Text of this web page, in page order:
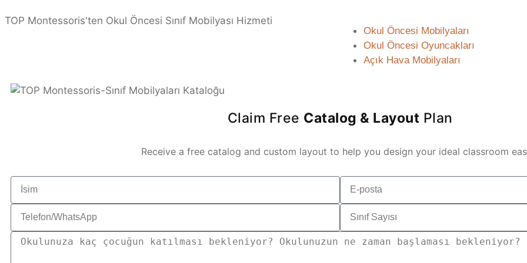
TOP Montessoris'ten Okul Öncesi Sınıf Mobilyası Hizmeti
Okul Öncesi Mobilyaları
Okul Öncesi Oyuncakları
Açık Hava Mobilyaları
Claim Free Catalog & Layout Plan
Receive a free catalog and custom layout to help you design your ideal classroom